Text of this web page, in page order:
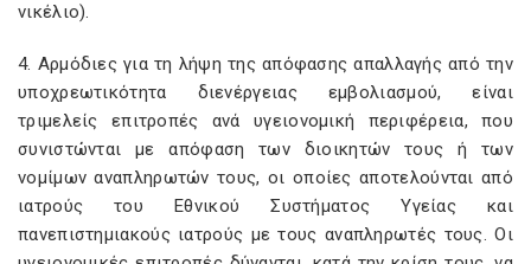
νικέλιο).
4. Αρμόδιες για τη λήψη της απόφασης απαλλαγής από την
υποχρεωτικότητα διενέργειας εμβολιασμού, είναι
τριμελείς επιτροπές ανά υγειονομική περιφέρεια, που
συνιστώνται με απόφαση των διοικητών τους ή των
νομίμων αναπληρωτών τους, οι οποίες αποτελούνται από
ιατρούς του Εθνικού Συστήματος Υγείας και
πανεπιστημιακούς ιατρούς με τους αναπληρωτές τους. Οι